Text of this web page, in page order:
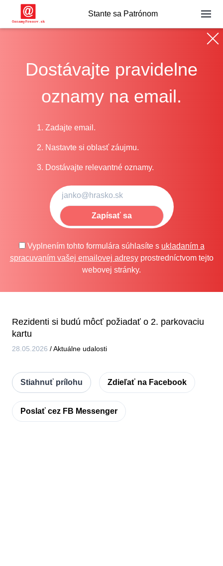
Stante sa Patrónom
Dostávajte pravidelne
oznamy na email.
1. Zadajte email.
2. Nastavte si oblasť záujmu.
3. Dostávajte relevantné oznamy.
Zapísať sa
Vyplnením tohto formulára súhlasíte s ukladaním a
spracuvaním vašej emailovej adresyprostredníctvom tejto
webovej stránky.
Rezidenti si budú môcť požiadať o 2. parkovaciu
kartu
28.05.2026 /Aktuálne udalosti
Stiahnuť prílohu Zdieľať na Facebook
Poslať cez FB Messenger